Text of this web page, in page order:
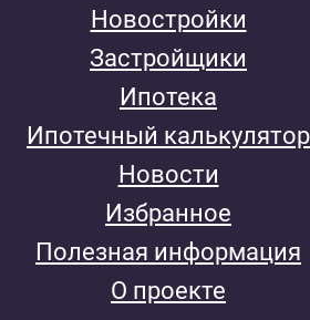
Новостройки
Застройщики
Ипотека
Ипотечный калькулятор
Новости
Избранное
Полезная информация
О проекте